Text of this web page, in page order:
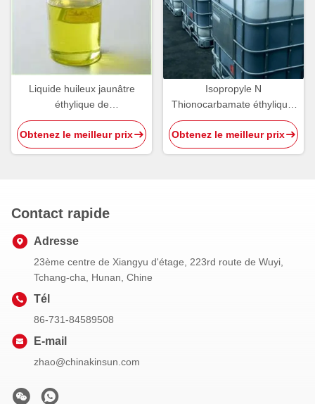
Liquide huileux jaunâtre
éthylique de
Thionocarbamate
d'isopropyle de collecteur de
CAS 141-98-0
Obtenez le meilleur prix
Isopropyle N
Thionocarbamate éthylique,
HS 29302000 IPETC de Z-
200 O
Obtenez le meilleur prix
Contact rapide
Adresse
23ème centre de Xiangyu d'étage, 223rd route de Wuyi,
Tchang-cha, Hunan, Chine
Tél
86-731-84589508
E-mail
zhao@chinakinsun.com